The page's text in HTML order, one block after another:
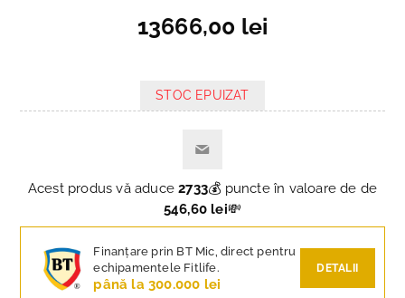
13666,00 lei
STOC EPUIZAT
Acest produs vă aduce2733💰 puncte în valoare de de
546,60 lei💸
Finanțare prin BT Mic, direct pentru
echipamentele Fitlife.
până la 300.000 lei
DETALII